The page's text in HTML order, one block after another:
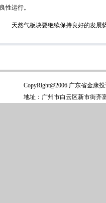
良性运行。
天然气板块要继续保持良好的发展势
CopyRight@2006 广东省金康
地址：广州市白云区新市街